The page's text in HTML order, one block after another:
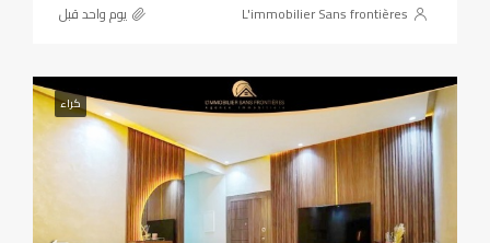
L'immobilier Sans frontières ‏يوم واحد قبل
كراء